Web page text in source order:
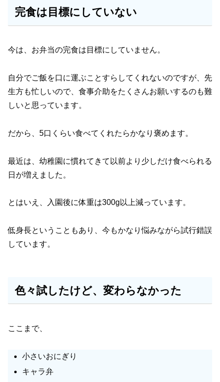
完食は目標にしていない
今は、お弁当の完食は目標にしていません。
自分でご飯を口に運ぶことすらしてくれないのですが、先
生方も忙しいので、食事介助をたくさんお願いするのも難
しいと思っています。
だから、5口くらい食べてくれたらかなり褒めます。
最近は、幼稚園に慣れてきて以前より少しだけ食べられる
日が増えました。
とはいえ、入園後に体重は300g以上減っています。
低身長ということもあり、今もかなり悩みながら試行錯誤
しています。
色々試したけど、変わらなかった
ここまで、
小さいおにぎり
キャラ弁